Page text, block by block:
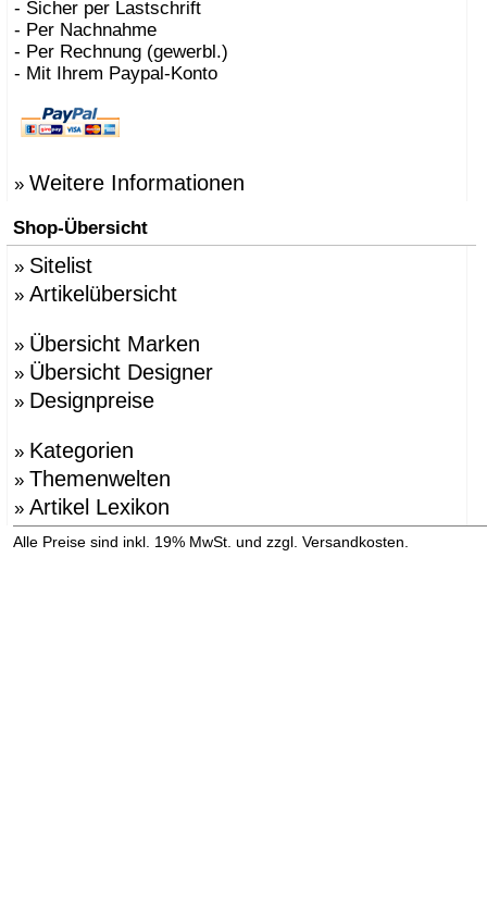
- Sicher per Lastschrift
- Per Nachnahme
- Per Rechnung (gewerbl.)
- Mit Ihrem Paypal-Konto
» Weitere Informationen
Shop-Übersicht
» Sitelist
» Artikelübersicht
» Übersicht Marken
» Übersicht Designer
» Designpreise
» Kategorien
» Themenwelten
» Artikel Lexikon
Alle Preise sind inkl. 19% MwSt. und zzgl. Versandkosten.